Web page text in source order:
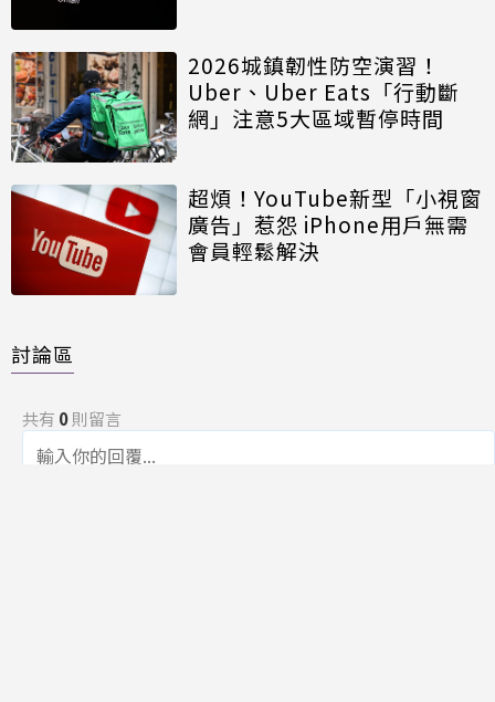
2026城鎮韌性防空演習！
Uber、Uber Eats「行動斷
網」注意5大區域暫停時間
超煩！YouTube新型「小視窗
廣告」惹怨 iPhone用戶無需
會員輕鬆解決
討論區
共有 0則留言